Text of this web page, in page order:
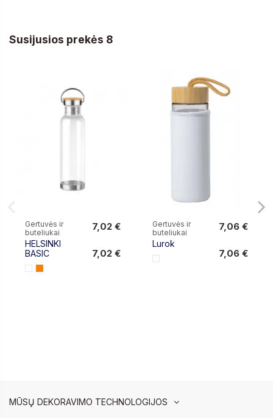
Susijusios prekės 8
Gertuvės ir
buteliukai
HELSINKI
BASIC
7,02 €
7,02 €
Gertuvės ir
buteliukai
Lurok
7,06 €
7,06 €
MŪSŲ DEKORAVIMO TECHNOLOGIJOS